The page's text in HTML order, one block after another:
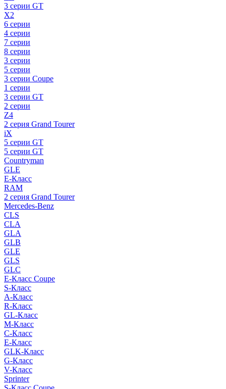
3 серии GT
X2
6 серии
4 серии
7 серии
8 серии
3 серии
5 серии
3 серии Coupe
1 серии
3 серии GT
2 серии
Z4
2 серия Grand Tourer
iX
5 серии GT
5 серии GT
Countryman
GLE
E-Класс
RAM
2 серия Grand Tourer
Mercedes-Benz
CLS
CLA
GLA
GLB
GLE
GLS
GLC
E-Класс Coupe
S-Класс
A-Класс
R-Класс
GL-Класс
M-Класс
C-Класс
E-Класс
GLK-Класс
G-Класс
V-Класс
Sprinter